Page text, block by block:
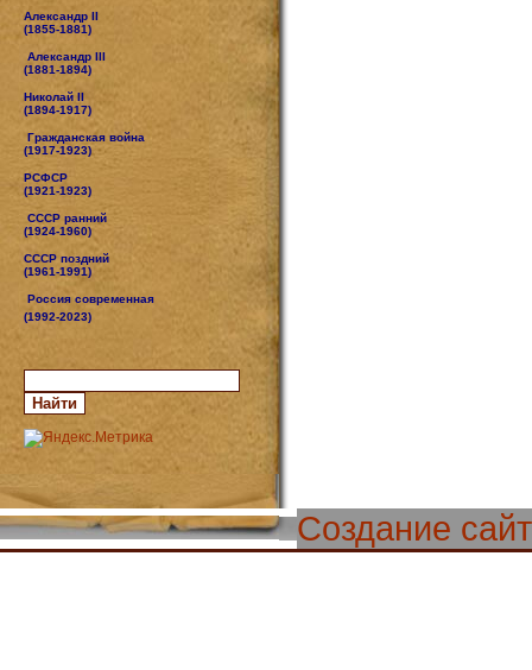
Александр II
(1855-1881)
Александр III
(1881-1894)
Николай II
(1894-1917)
Гражданская война
(1917-1923)
РСФСР
(1921-1923)
СССР ранний
(1924-1960)
СССР поздний
(1961-1991)
Россия современная
(1992-2023)
Создание